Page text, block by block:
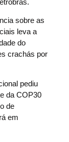
sobre as
leva a
do
crachás por
pediu
da COP30
de
em